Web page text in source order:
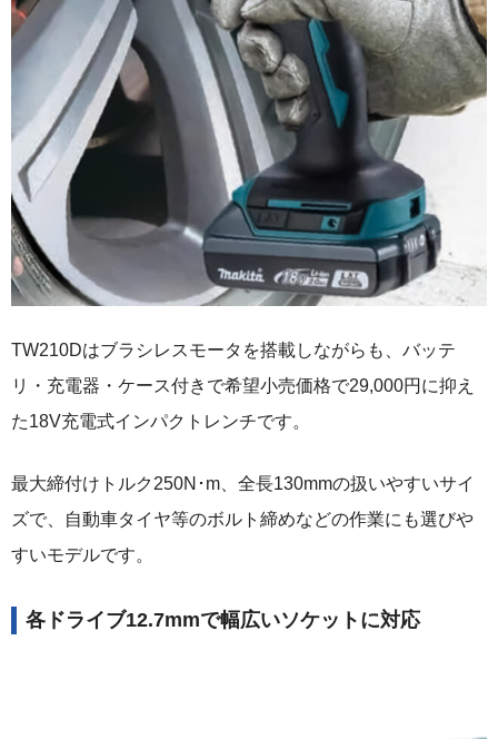
TW210Dはブラシレスモータを搭載しながらも、バッテ
リ・充電器・ケース付きで希望小売価格で29,000円に抑え
た18V充電式インパクトレンチです。
最大締付けトルク250N･m、全長130mmの扱いやすいサイ
ズで、自動車タイヤ等のボルト締めなどの作業にも選びや
すいモデルです。
各ドライブ12.7mmで幅広いソケットに対応